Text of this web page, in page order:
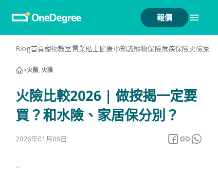
報價
Blog首頁寵物教室置業貼士健康小知識寵物保險危疾保險火險家
>火險, 火險
火險比較2026 | 做按揭一定要
買？和水險、家居保分別？
2026年01月06日
–